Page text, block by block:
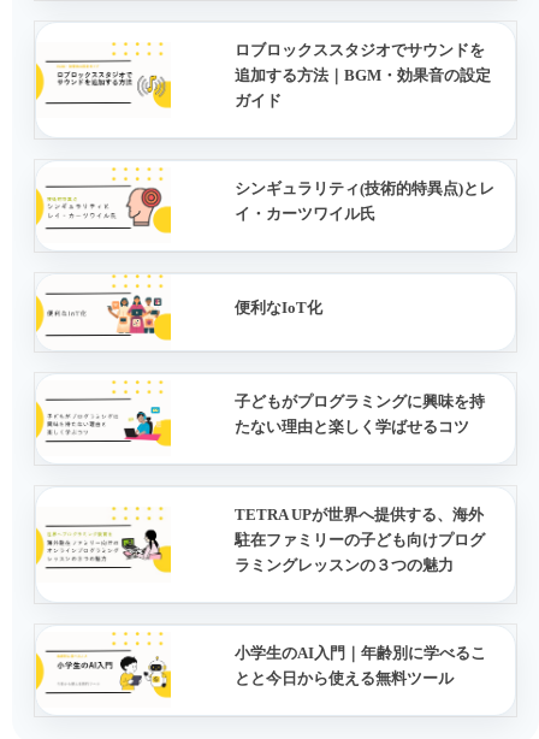
ロブロックススタジオでサウンドを
追加する方法｜BGM・効果音の設定
ガイド
シンギュラリティ(技術的特異点)とレ
イ・カーツワイル氏
便利なIoT化
子どもがプログラミングに興味を持
たない理由と楽しく学ばせるコツ
TETRA UPが世界へ提供する、海外
駐在ファミリーの子ども向けプログ
ラミングレッスンの３つの魅力
小学生のAI入門｜年齢別に学べるこ
とと今日から使える無料ツール